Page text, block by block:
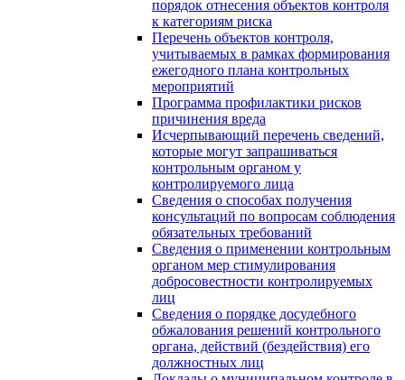
порядок отнесения объектов контроля
к категориям риска
Перечень объектов контроля,
учитываемых в рамках формирования
ежегодного плана контрольных
мероприятий
Программа профилактики рисков
причинения вреда
Исчерпывающий перечень сведений,
которые могут запрашиваться
контрольным органом у
контролируемого лица
Сведения о способах получения
консультаций по вопросам соблюдения
обязательных требований
Сведения о применении контрольным
органом мер стимулирования
добросовестности контролируемых
лиц
Сведения о порядке досудебного
обжалования решений контрольного
органа, действий (бездействия) его
должностных лиц